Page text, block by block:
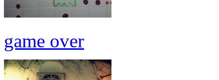
game over